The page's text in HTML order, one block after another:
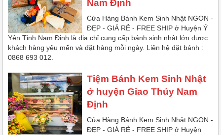
Nam Định
Cửa Hàng Bánh Kem Sinh Nhật NGON -
ĐẸP - GIÁ RẺ - FREE SHIP ở Huyện Ý
Yên Tỉnh Nam Định là địa chỉ cung cấp bánh sinh nhật lớn được
khách hàng yêu mến và đặt hàng mỗi ngày. Liên hệ đặt bánh :
0868 693 012.
Tiệm Bánh Kem Sinh Nhật
ở huyện Giao Thủy Nam
Định
Cửa Hàng Bánh Kem Sinh Nhật NGON -
ĐẸP - GIÁ RẺ - FREE SHIP ở Huyện